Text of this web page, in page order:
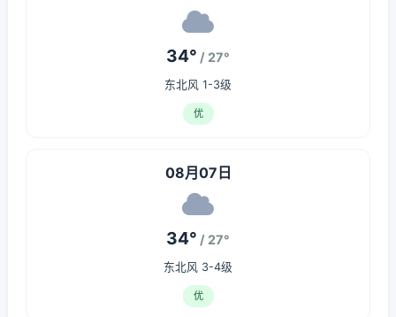
34° / 27°
东北风 1-3级
优
08月07日
34° / 27°
东北风 3-4级
优